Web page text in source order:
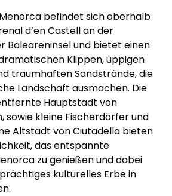
befindet sich oberhalb
d’en Castell an der
Baleareninsel und bietet einen
Klippen, üppigen
traumhaften Sandstrände, die
Landschaft ausmachen. Die
Hauptstadt von
sowie kleine Fischerdörfer und
Altstadt von Ciutadella bieten
das entspannte
zu genießen und dabei
kulturelles Erbe in